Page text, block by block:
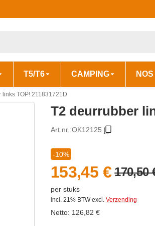
T5/T6 CAMPING NOS
links TOP! 211831721D
T2 deurrubber
Art.nr.:OK12125
-10%
153,45 € 170,50
per stuks
incl. 21% BTWexcl. Verzending
Netto: 126,82 €